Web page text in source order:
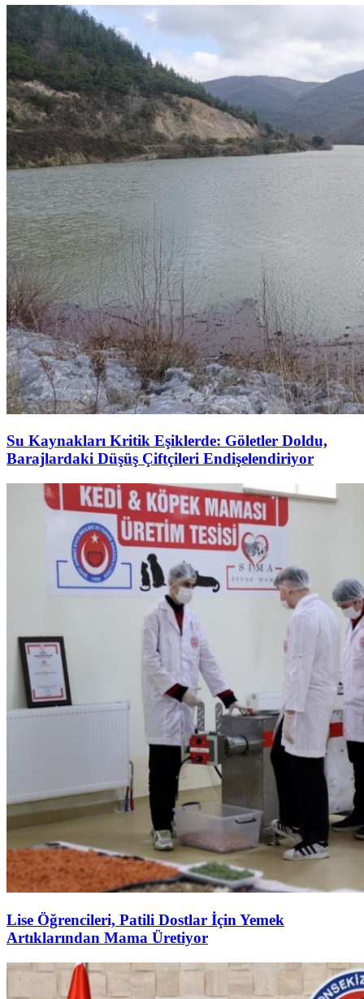
Su Kaynakları Kritik Eşiklerde: Göletler Doldu,
Barajlardaki Düşüş Çiftçileri Endişelendiriyor
Lise Öğrencileri, Patili Dostlar İçin Yemek
Artıklarından Mama Üretiyor